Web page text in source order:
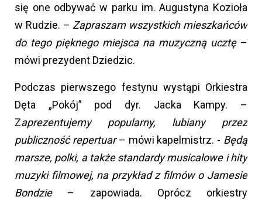
się one odbywać w parku im. Augustyna Kozioła
w Rudzie. – Zapraszam wszystkich mieszkańców
do tego pięknego miejsca na muzyczną ucztę–
mówi prezydent Dziedzic.
Podczas pierwszego festynu wystąpi Orkiestra
Dęta „Pokój” pod dyr. Jacka Kampy. –
Zaprezentujemy popularny, lubiany przez
publiczność repertuar– mówi kapelmistrz. - Będą
marsze, polki, a także standardy musicalowe i hity
muzyki filmowej, na przykład z filmów o Jamesie
Bondzie– zapowiada. Oprócz orkiestry